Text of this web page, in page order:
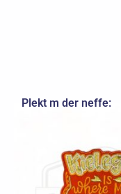
Plekt m der neffe: